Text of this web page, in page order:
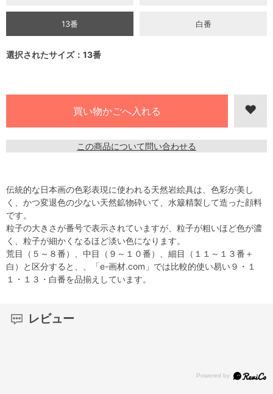
13番 白番
選択されたサイズ：13番
この商品について問い合わせる
伝統的な日本画の色彩表現に使われる天然岩絵具は、色彩が美し
く、かつ変退色の少ない天然鉱物砕いて、水簸精製して造った顔料
です。
粒子の大きさが番号で表示されていますが、粒子が粗いほど色が濃
く、粒子が細かくなるほど淡い色になります。
荒目（５～８番）、中目（９～１０番）、細目（１１～１３番＋
白）と区分すると、、「e-画材.com」では比較的使い易い９・１
１・１３・白番を品揃えしています。
レビュー